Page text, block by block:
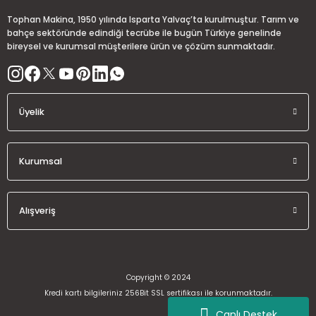
Bu ürüne benzer farklı alternatifler olmalı.
Tophan Makina, 1950 yılında Isparta Yalvaç’ta kurulmuştur. Tarım ve
bahçe sektöründe edindiği tecrübe ile bugün Türkiye genelinde
bireysel ve kurumsal müşterilere ürün ve çözüm sunmaktadır.
Üyelik
Kurumsal
Alışveriş
Copyright © 2024
Kredi kartı bilgileriniz 256Bit SSL sertifikası ile korunmaktadır.